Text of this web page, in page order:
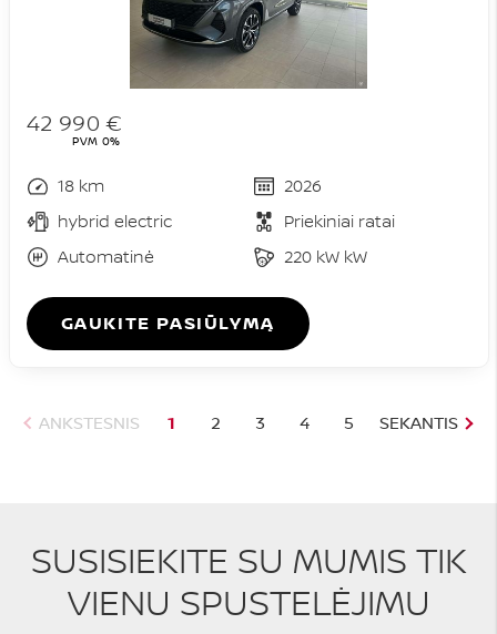
42 990 €
PVM 0%
18 km
2026
hybrid electric
Priekiniai ratai
Automatinė
220 kW kW
GAUKITE PASIŪLYMĄ
ANKSTESNIS SEKANTIS
1 2 3 4 5
SUSISIEKITE SU MUMIS TIK
VIENU SPUSTELĖJIMU